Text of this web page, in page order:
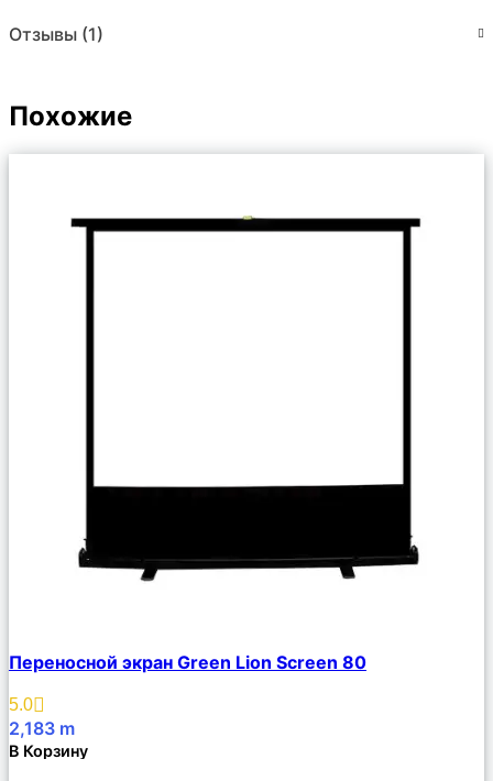
Отзывы (1)
Похожие
Описание
Избранное
Переносной экран Green Lion Screen 80
5.0
2,183 m
В Корзину